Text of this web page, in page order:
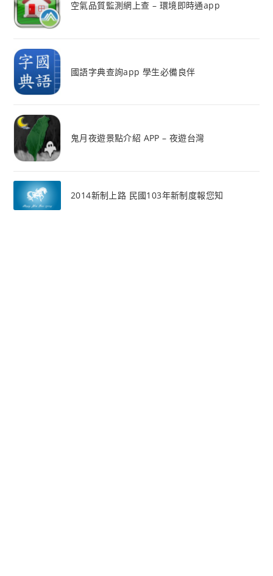
空氣品質監測網上查 – 環境即時通app
國語字典查詢app 學生必備良伴
鬼月夜遊景點介紹 APP – 夜遊台灣
2014新制上路 民國103年新制度報您知